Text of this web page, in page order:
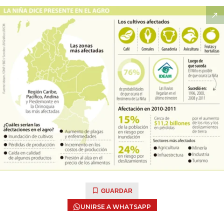
GUARDAR
UNIRSE A WHATSAPP